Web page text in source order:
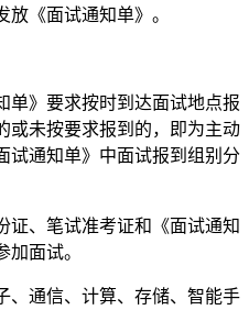
《面试通知单》。
单》要求按时到达面试地点报
或未按要求报到的，即为主动
试通知单》中面试报到组别分
证、笔试准考证和《面试通知
面试。
、通信、计算、存储、智能手